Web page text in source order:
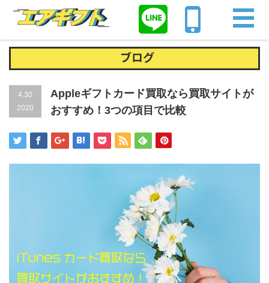
Home iTunesカード
Appleギフトカード買取なら買取サイトがおすす
め！3つの項目で比較
ブログ
4.30
2020
Appleギフトカード買取なら買取サイトが
おすすめ！3つの項目で比較